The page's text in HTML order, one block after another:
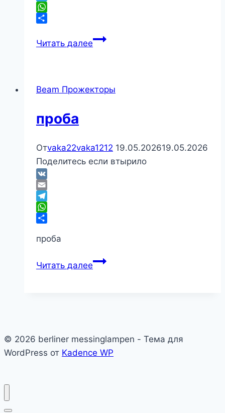
Telegram
WhatsApp
Читать далее2423235235235
Beam Прожекторы
проба
Отvaka22vaka1212 19.05.202619.05.2026
Поделитесь если втырило
VK
Email
Telegram
WhatsApp
проба
Читать далеепроба
© 2026 berliner messinglampen - Тема для
WordPress от Kadence WP